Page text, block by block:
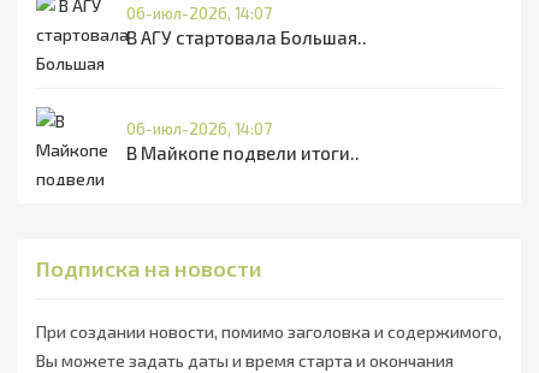
06-июл-2026, 14:07
В АГУ стартовала Большая..
06-июл-2026, 14:07
В Майкопе подвели итоги..
Подписка на новости
При создании новости, помимо заголовка и содержимого,
Вы можете задать даты и время старта и окончания